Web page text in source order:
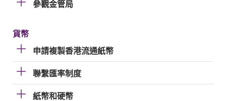
參觀金管局
貨幣
申請複製香港流通紙幣
聯繫匯率制度
紙幣和硬幣